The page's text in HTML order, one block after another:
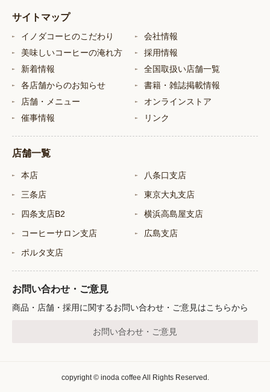
サイトマップ
イノダコーヒのこだわり
美味しいコーヒーの淹れ方
新着情報
各店舗からのお知らせ
店舗・メニュー
催事情報
会社情報
採用情報
全国取扱い店舗一覧
書籍・雑誌掲載情報
オンラインストア
リンク
店舗一覧
本店
三条店
四条支店B2
コーヒーサロン支店
ポルタ支店
八条口支店
東京大丸支店
横浜高島屋支店
広島支店
お問い合わせ・ご意見
商品・店舗・採用に関するお問い合わせ・ご意見はこちらから
お問い合わせ・ご意見
copyright © inoda coffee All Rights Reserved.